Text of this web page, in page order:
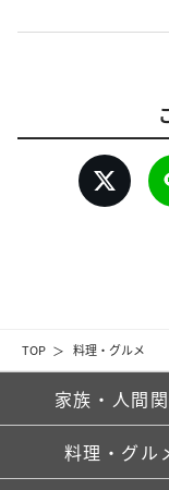
TOP 料理・グルメ
家族・人間
料理・グル